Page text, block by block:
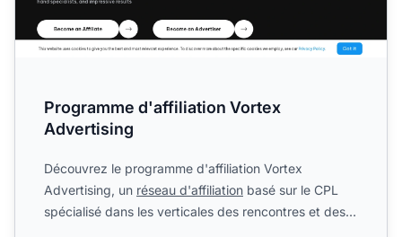
Programme d'affiliation Vortex
Advertising
Découvrez le programme d'affiliation Vortex
Advertising, un réseau d'affiliation basé sur le CPL
spécialisé dans les verticales des rencontres et des